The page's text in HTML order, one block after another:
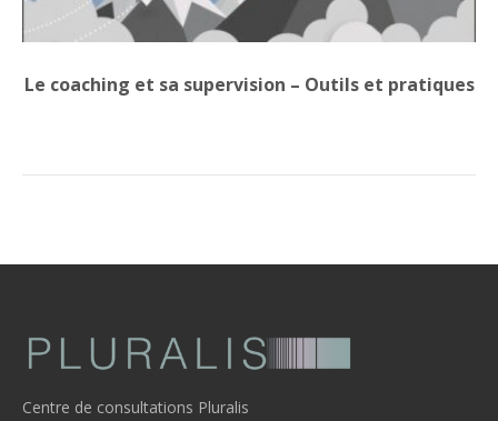
Le coaching et sa supervision – Outils et pratiques
Centre de consultations Pluralis